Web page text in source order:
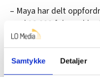
Samtykke Detaljer
– Maya har delt
med 12.000 følgere
hvert fall med seg
fagforeningslederen.